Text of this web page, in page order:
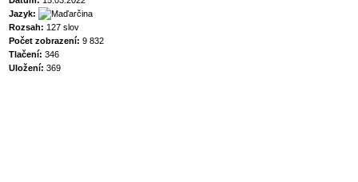
Jazyk:
Rozsah: 127 slov
Počet zobrazení: 9 832
Tlačení: 346
Uložení: 369